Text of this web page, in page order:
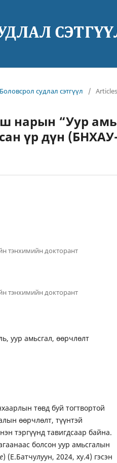
судлал сэтгүүл / Articles
нарын “Уур
үр дүн
тэнхимийн докторант
тэнхимийн докторант
уур амьсгал, өөрчлөлт
төвд буй тогтвортой
өөрчлөлт, түүнтэй
тэргүүнд тавигдсаар байна.
болсон уур амьсгалын
) (Е.Батчулуун, 2024, ху.4) гэсэн